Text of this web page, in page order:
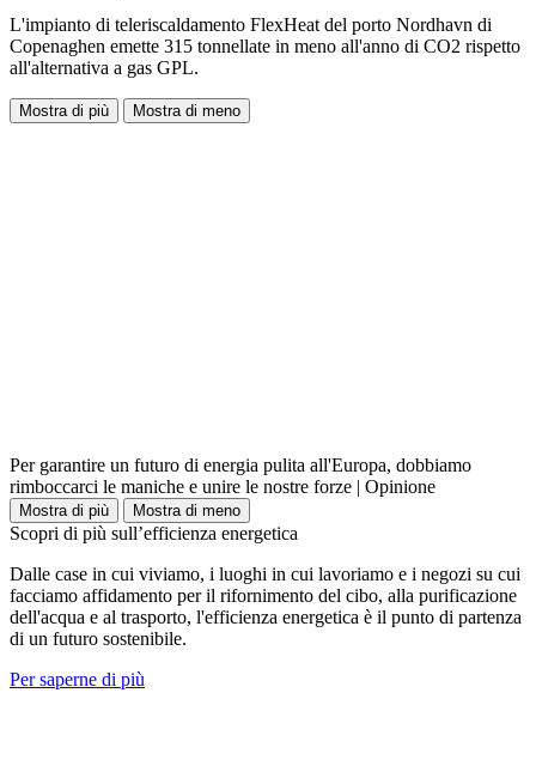
L'impianto di teleriscaldamento FlexHeat del porto Nordhavn di
Copenaghen emette 315 tonnellate in meno all'anno di CO2 rispetto
all'alternativa a gas GPL.
Mostra di più Mostra di meno
Per garantire un futuro di energia pulita all'Europa, dobbiamo
rimboccarci le maniche e unire le nostre forze | Opinione
Mostra di più Mostra di meno
Scopri di più sull’efficienza energetica
Dalle case in cui viviamo, i luoghi in cui lavoriamo e i negozi su cui
facciamo affidamento per il rifornimento del cibo, alla purificazione
dell'acqua e al trasporto, l'efficienza energetica è il punto di partenza
di un futuro sostenibile.
Per saperne di più